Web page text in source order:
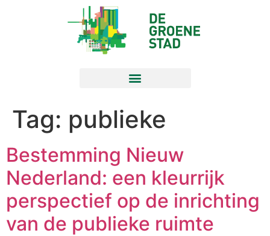
Tag: publieke
Bestemming Nieuw
Nederland: een kleurrijk
perspectief op de inrichting
van de publieke ruimte